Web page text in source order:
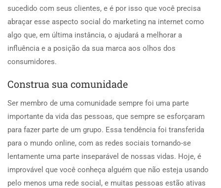
sucedido com seus clientes, e é por isso que você precisa
abraçar esse aspecto social do marketing na internet como
algo que, em última instância, o ajudará a melhorar a
influência e a posição da sua marca aos olhos dos
consumidores.
Construa sua comunidade
Ser membro de uma comunidade sempre foi uma parte
importante da vida das pessoas, que sempre se esforçaram
para fazer parte de um grupo. Essa tendência foi transferida
para o mundo online, com as redes sociais tornando-se
lentamente uma parte inseparável de nossas vidas. Hoje, é
improvável que você conheça alguém que não esteja usando
pelo menos uma rede social, e muitas pessoas estão ativas